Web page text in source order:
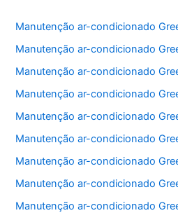
Manutenção ar-condicionado
Manutenção ar-condicionado
Manutenção ar-condicionado
Manutenção ar-condicionado
Manutenção ar-condicionado
Manutenção ar-condicionado
Manutenção ar-condicionado
Manutenção ar-condicionado
Manutenção ar-condicionado